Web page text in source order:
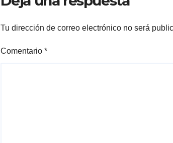
Tu dirección de correo electrónico no será
Comentario *